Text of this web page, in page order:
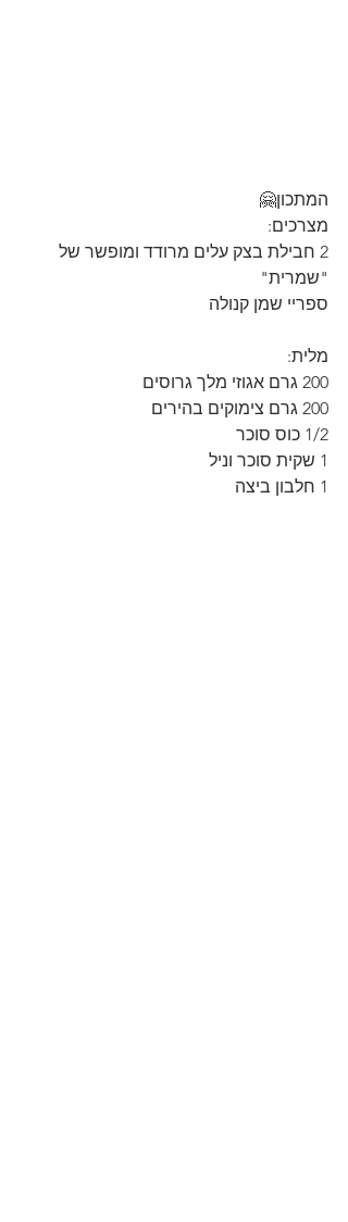
המתכון🤗
מצרכים:
2 חבילת בצק עלים מרודד ומופשר של
"שמרית"
ספריי שמן קנולה
מלית:
200 גרם אגוזי מלך גרוסים
200 גרם צימוקים בהירים
1/2 כוס סוכר
1 שקית סוכר וניל
1 חלבון ביצה